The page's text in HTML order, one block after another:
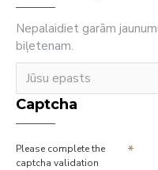
Nepalaidiet garām
biļetenam.
Captcha
Please complete the
captcha validation